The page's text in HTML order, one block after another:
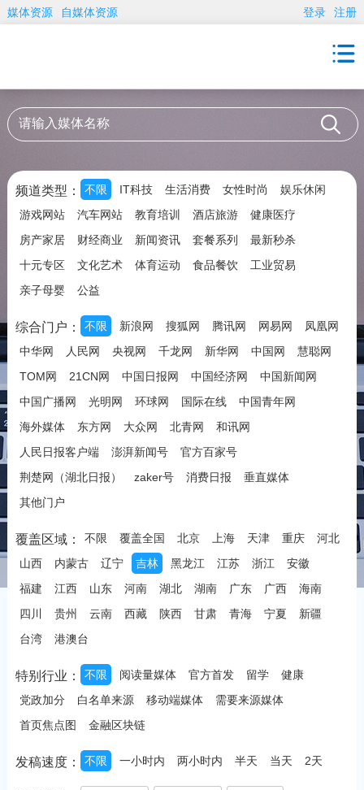
媒体资源 自媒体资源 登录 注册
频道类型： 不限 IT科技 生活消费 女性时尚
娱乐休闲
游戏网站
汽车网站 教育培训 酒店旅游
健康医疗
房产家居
财经商业 新闻资讯 套餐系列
最新秒杀
十元专区
文化艺术 体育运动 食品餐饮
工业贸易
亲子母婴
公益
综合门户： 不限 新浪网 搜狐网 腾讯网 网易网
凤凰网
中华网
人民网 央视网 千龙网 新华网 中国网
慧聪网
TOM网
21CN网 中国日报网 中国经济网
中国新闻网
中国广播网
光明网 环球网 国际在线
中国青年网
海外媒体
东方网 大众网 北青网
和讯网
人民日报客户端
澎湃新闻号
官方百家号
荆楚网（湖北日报）
zaker号 消费日报
垂直媒体
其他门户
覆盖区域： 不限 覆盖全国 北京 上海 天津 重庆
河北
山西
内蒙古 辽宁 吉林 黑龙江 江苏 浙江
安徽
福建
江西 山东 河南 湖北 湖南 广东 广西
海南
四川
贵州 云南 西藏 陕西 甘肃 青海 宁夏
新疆
台湾
港澳台
特别行业： 不限 阅读量媒体 官方首发 留学
健康
党政加分
白名单来源 移动端媒体
需要来源媒体
首页焦点图
金融区块链
发稿速度： 不限 一小时内 两小时内 半天 当天 2天